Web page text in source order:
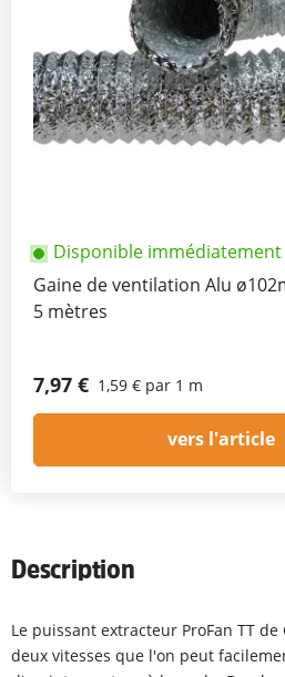
Disponible immédiatement
Gaine de ventilation Alu
5 mètres
7,97 € 1,59 € par 1 m
vers l'article
Description
Le puissant extracteur ProFan TT
deux vitesses que l'on peut